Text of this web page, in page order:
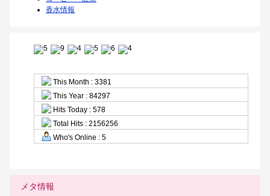
香水情報
This Month : 3381
This Year : 84297
Hits Today : 578
Total Hits : 2156256
Who's Online : 5
メタ情報